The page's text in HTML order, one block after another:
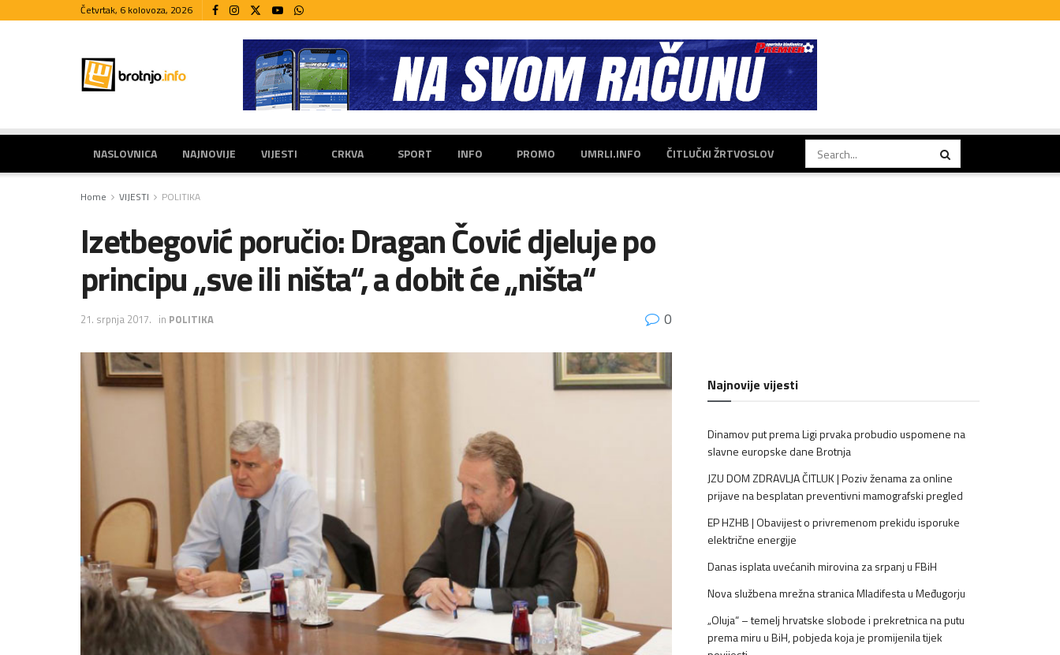
Četvrtak, 6 kolovoza, 2026
NASLOVNICA NAJNOVIJE VIJESTI CRKVA SPORT INFO PROMO UMRLI.INFO ČITLUČKI ŽRTVOSLOV
Home VIJESTI POLITIKA
Izetbegović poručio: Dragan Čović djeluje po
principu „sve ili ništa“, a dobit će „ništa“
21. srpnja 2017. in POLITIKA 0
Najnovije vijesti
Dinamov put prema Ligi prvaka probudio uspomene na
slavne europske dane Brotnja
JZU DOM ZDRAVLJA ČITLUK | Poziv ženama za online
prijave na besplatan preventivni mamografski pregled
EP HZHB | Obavijest o privremenom prekidu isporuke
električne energije
Danas isplata uvećanih mirovina za srpanj u FBiH
Nova službena mrežna stranica Mladifesta u Međugorju
„Oluja“ – temelj hrvatske slobode i prekretnica na putu
prema miru u BiH, pobjeda koja je promijenila tijek